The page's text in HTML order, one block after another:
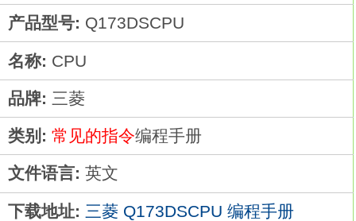
产品型号: Q173DSCPU
名称: CPU
品牌: 三菱
类别: 常见的指令编程手册
文件语言: 英文
下载地址: 三菱 Q173DSCPU 编程手册